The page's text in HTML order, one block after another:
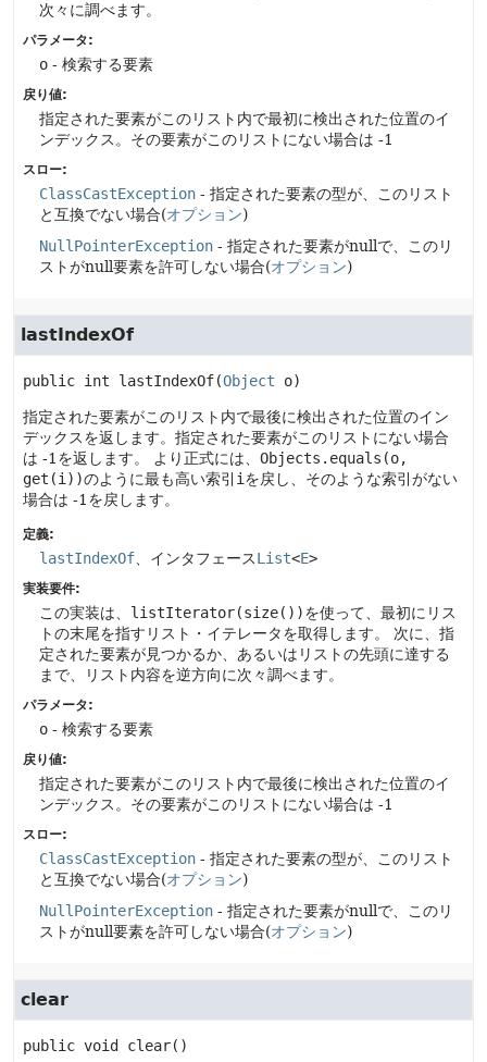
次々に調べます。
パラメータ:
o - 検索する要素
戻り値:
指定された要素がこのリスト内で最初に検出された位置のイ
ンデックス。その要素がこのリストにない場合は -1
スロー:
ClassCastException - 指定された要素の型が、このリスト
と互換でない場合(オプション)
NullPointerException - 指定された要素がnullで、このリ
ストがnull要素を許可しない場合(オプション)
lastIndexOf
public int lastIndexOf(Object o)
指定された要素がこのリスト内で最後に検出された位置のイン
デックスを返します。指定された要素がこのリストにない場合
は -1を返します。
より正式には、 Objects.equals(o,
get(i))のように最も高い索引 i を戻し、そのような索引がない
場合は -1を戻します。
定義:
lastIndexOf 、インタフェースList<E>
実装要件:
この実装は、 listIterator(size())を使って、最初にリス
トの末尾を指すリスト・イテレータを取得します。
次に、指
定された要素が見つかるか、あるいはリストの先頭に達する
まで、リスト内容を逆方向に次々調べます。
パラメータ:
o - 検索する要素
戻り値:
指定された要素がこのリスト内で最後に検出された位置のイ
ンデックス。その要素がこのリストにない場合は -1
スロー:
ClassCastException - 指定された要素の型が、このリスト
と互換でない場合(オプション)
NullPointerException - 指定された要素がnullで、このリ
ストがnull要素を許可しない場合(オプション)
clear
public void clear()